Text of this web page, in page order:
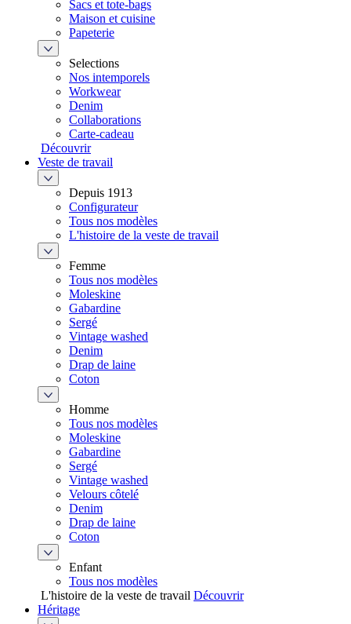
Sacs et tote-bags
Maison et cuisine
Papeterie
Selections
Nos intemporels
Workwear
Denim
Collaborations
Carte-cadeau
Découvrir
Veste de travail
Depuis 1913
Configurateur
Tous nos modèles
L'histoire de la veste de travail
Femme
Tous nos modèles
Moleskine
Gabardine
Sergé
Vintage washed
Denim
Drap de laine
Coton
Homme
Tous nos modèles
Moleskine
Gabardine
Sergé
Vintage washed
Velours côtelé
Denim
Drap de laine
Coton
Enfant
Tous nos modèles
L'histoire de la veste de travail Découvrir
Héritage